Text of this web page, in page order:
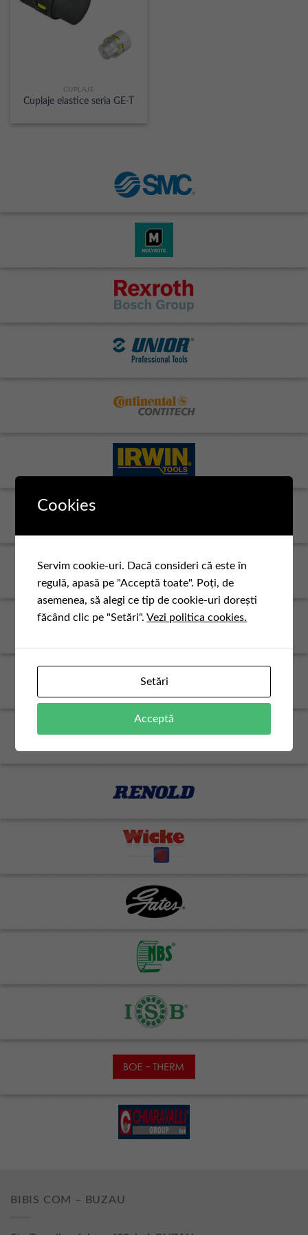
CUPLAJE
Cuplaje elastice seria GE-T
BIBIS COM – BUZAU
Cookies
Servim cookie-uri. Dacă consideri că este în
regulă, apasă pe "Acceptă toate". Poți, de
asemenea, să alegi ce tip de cookie-uri dorești
făcând clic pe "Setări".Vezi politica cookies.
Setări
Acceptă